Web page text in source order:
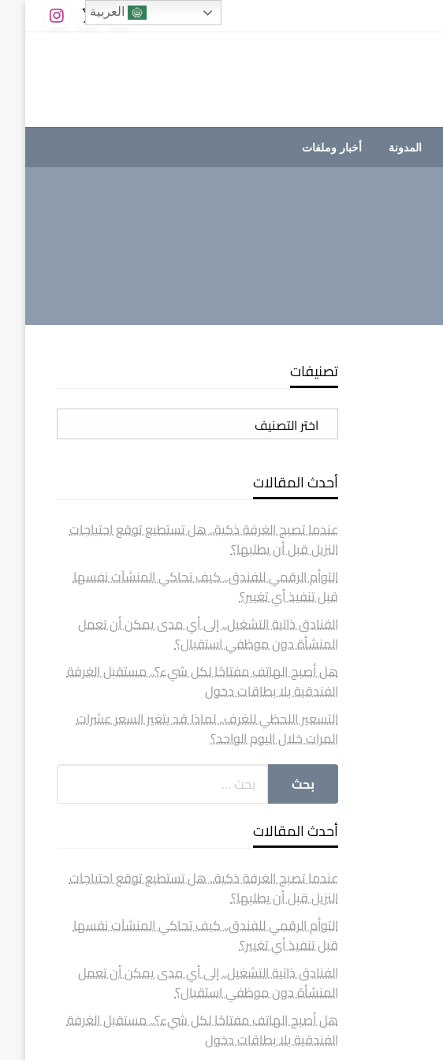
المدونة أخبار وملفات
تصنيفات
تصنيفات
أحدث المقالات
عندما تصبح الغرفة ذكية.. هل تستطيع توقع احتياجات
النزيل قبل أن يطلبها؟
التوأم الرقمي للفندق.. كيف تحاكي المنشآت نفسها
قبل تنفيذ أي تغيير؟
الفنادق ذاتية التشغيل.. إلى أي مدى يمكن أن تعمل
المنشأة دون موظفي استقبال؟
هل أصبح الهاتف مفتاحًا لكل شيء؟.. مستقبل الغرفة
الفندقية بلا بطاقات دخول
التسعير اللحظي للغرف.. لماذا قد يتغير السعر عشرات
المرات خلال اليوم الواحد؟
أحدث المقالات
عندما تصبح الغرفة ذكية.. هل تستطيع توقع احتياجات
النزيل قبل أن يطلبها؟
التوأم الرقمي للفندق.. كيف تحاكي المنشآت نفسها
قبل تنفيذ أي تغيير؟
الفنادق ذاتية التشغيل.. إلى أي مدى يمكن أن تعمل
المنشأة دون موظفي استقبال؟
هل أصبح الهاتف مفتاحًا لكل شيء؟.. مستقبل الغرفة
الفندقية بلا بطاقات دخول
العربية